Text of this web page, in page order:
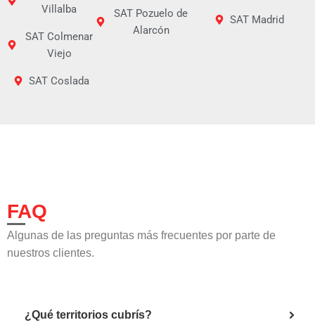
Villalba
SAT Colmenar
Viejo
SAT Coslada
SAT Pozuelo de
Alarcón
SAT Madrid
FAQ
Algunas de las preguntas más frecuentes por parte de
nuestros clientes.
¿Qué territorios cubrís?